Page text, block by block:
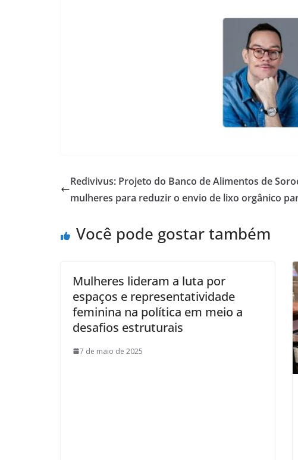
Redivivus: Projeto do Banco de Alimentos de
mulheres para reduzir o envio de lixo orgânico
Você pode gostar também
Mulheres lideram a luta por
espaços e representatividade
feminina na política em meio a
desafios estruturais
7 de maio de 2025